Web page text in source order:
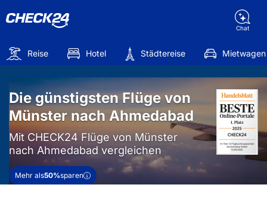
Chat
Reise Hotel Städtereise Mietwagen
Die günstigsten Flüge von
Münster nach Ahmedabad
Mit CHECK24 Flüge von Münster
nach Ahmedabad vergleichen
Mehr als50%sparen